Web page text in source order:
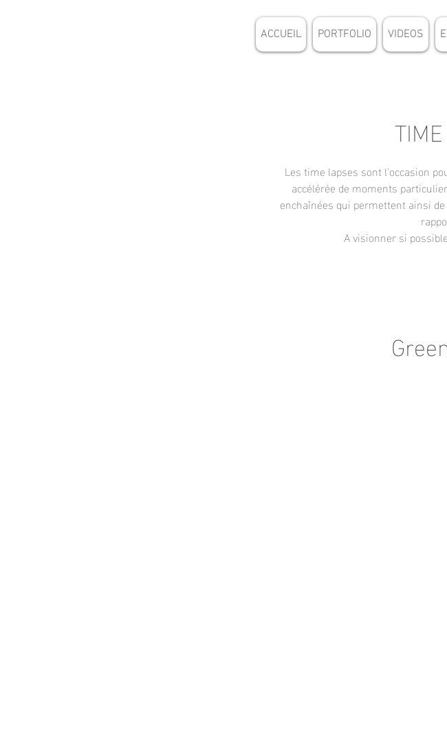
ACCUEIL PORTFOLIO VIDEOS
Les time lapses sont l'occasion
accélérée de moments
enchaînées qui permettent ainsi
A visionner si